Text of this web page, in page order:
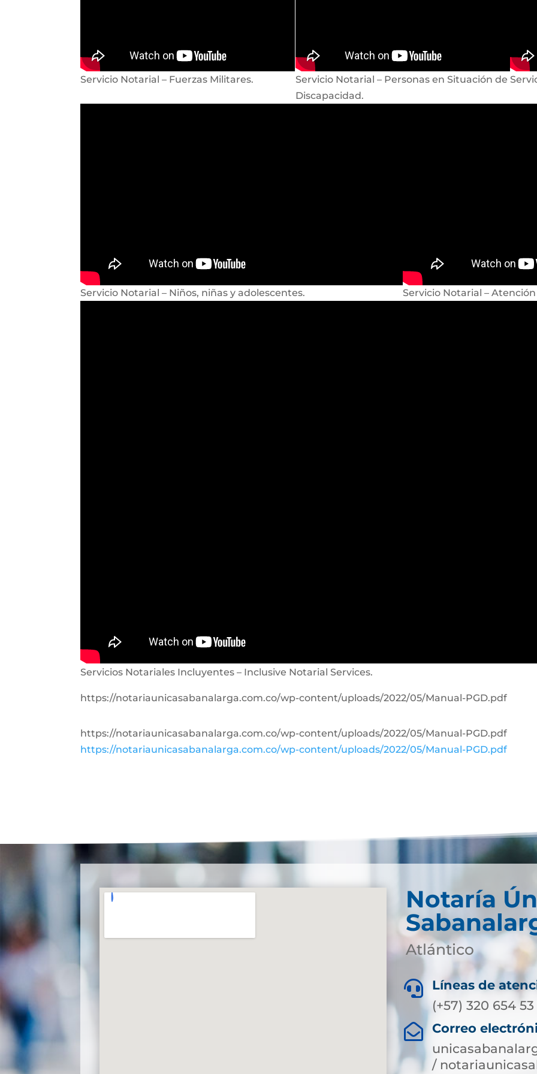
Servicio Notarial – Fuerzas Militares.
Servicio Notarial – Personas en Situación de
Discapacidad.
Servicio Notarial – Niños, niñas y adolescentes. Servicio Notarial –
Servicios Notariales Incluyentes – Inclusive Notarial Services.
https://notariaunicasabanalarga.com.co/wp-content/uploads/2022/05/Manual-PGD.pdf
https://notariaunicasabanalarga.com.co/wp-content/uploads/2022/05/Manual-PGD.pdf
https://notariaunicasabanalarga.com.co/wp-content/uploads/2022/05/Manual-PGD.pdf
Notaría
Atlántico

Líneas de
(+57) 320 654

Correo
/